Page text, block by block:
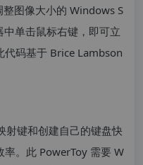
图像大小的 Windows S
单击鼠标右键，即可立
代码基于 Brice Lambson
射键和创建自己的键盘快
。此 PowerToy 需要 W